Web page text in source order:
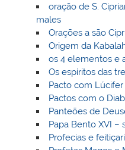
oração de S.
males
Orações a são
Origem da
os 4 elementos e
Os espíritos das
Pacto com Lúcifer
Pactos com o
Panteões de
Papa Bento XVI –
Profecias e